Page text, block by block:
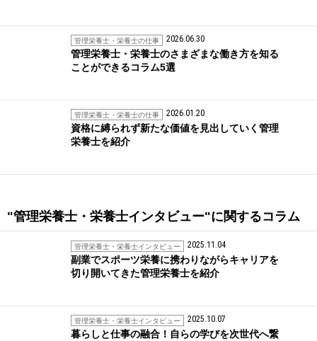
管理栄養士・栄養士の仕事 2026.06.30
管理栄養士・栄養士のさまざまな働き方を知る
ことができるコラム5選
管理栄養士・栄養士の仕事 2026.01.20
資格に縛られず新たな価値を見出していく管理
栄養士を紹介
"管理栄養士・栄養士インタビュー"に関するコラム
管理栄養士・栄養士インタビュー 2025.11.04
副業でスポーツ栄養に携わりながらキャリアを
切り開いてきた管理栄養士を紹介
管理栄養士・栄養士インタビュー 2025.10.07
暮らしと仕事の融合！自らの学びを次世代へ繋